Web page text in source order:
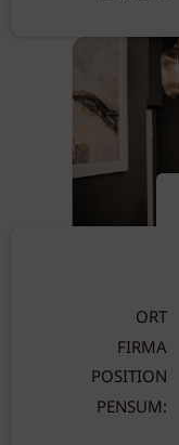
ORT
FIRMA
POSITION
PENSUM: